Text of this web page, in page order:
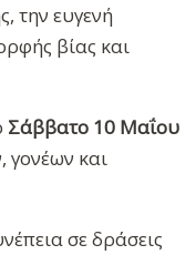
την ευγενή
βίας και
Σάββατο 10 Μαΐου
γονέων και
σε δράσεις